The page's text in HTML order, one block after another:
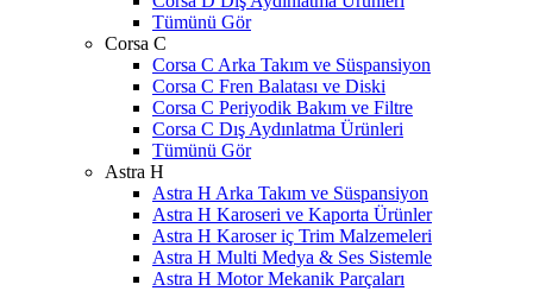
Tümünü Gör
Corsa C
Corsa C Arka Takım ve Süspansiyon
Corsa C Fren Balatası ve Diski
Corsa C Periyodik Bakım ve Filtre
Corsa C Dış Aydınlatma Ürünleri
Tümünü Gör
Astra H
Astra H Arka Takım ve Süspansiyon
Astra H Karoseri ve Kaporta Ürünler
Astra H Karoser iç Trim Malzemeleri
Astra H Multi Medya & Ses Sistemle
Astra H Motor Mekanik Parçaları